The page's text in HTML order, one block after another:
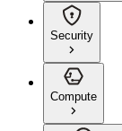
Security
Compute